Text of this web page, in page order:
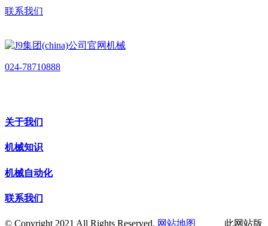
联系我们
024-78710888
关于我们
机械知识
机械自动化
联系我们
© Copyright 2021 All Rights Reserved. 网站地图 此网站版